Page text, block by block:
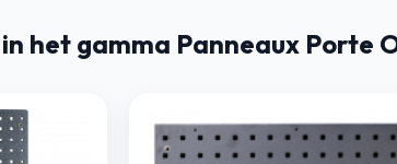
het gamma Panneaux Porte